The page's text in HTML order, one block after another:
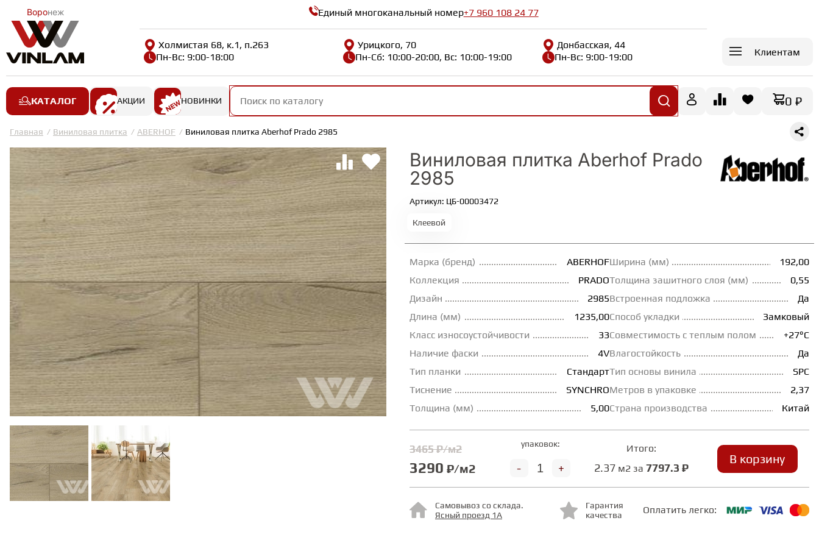
Воронеж Единый многоканальный номер+7 960 108 24 77
Холмистая 68, к.1, п.263
Пн-Вс: 9:00-18:00
Урицкого, 70
Пн-Сб: 10:00-20:00, Вс: 10:00-19:00
Донбасская, 44
Пн-Вс: 9:00-19:00
Клиентам
КАТАЛОГ АКЦИИ НОВИНКИ 0 ₽
Главная Виниловая плитка ABERHOF Виниловая плитка Aberhof Prado 2985
Виниловая плитка Aberhof Prado
2985
Артикул: ЦБ-00003472
Клеевой
Марка (бренд)
ABERHOF
Коллекция
PRADO
Дизайн
2985
Длина (мм)
1235,00
Класс износоустойчивости
33
Наличие фаски
4V
Тип планки
Стандарт
Тиснение
SYNCHRO
Толщина (мм)
5,00
Ширина (мм)
192,00
Толщина зашитного слоя (мм)
0,55
Встроенная подложка
Да
Способ укладки
Замковый
Совместимость с теплым полом
+27°С
Влагостойкость
Да
Тип основы винила
SPC
Метров в упаковке
2,37
Страна производства
Китай
3465 ₽/м2
3290 ₽/м2
упаковок:
+
-
Итого:
2.37м2 за 7797.3 ₽
В корзину
Самовывоз со склада.
Ясный проезд 1А
Гарантия
качества
Оплатить легко: